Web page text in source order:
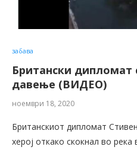
забава
Британски дипломат
давење (ВИДЕО)
ноември 18, 2020
Британскиот дипломат
херој откако скокнал во